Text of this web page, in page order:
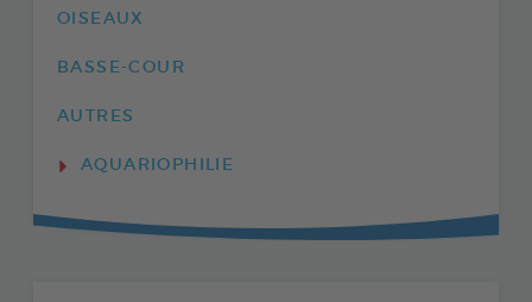
OISEAUX
BASSE-COUR
AUTRES
AQUARIOPHILIE